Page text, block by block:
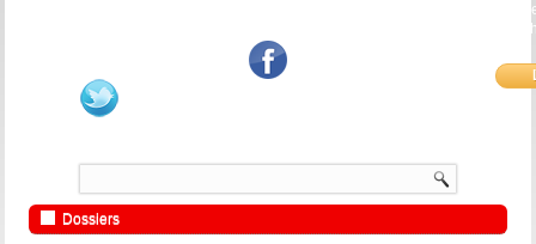
mensonge triomphant qui passe, et de ne pas faire écho, de notre
bouche et de nos mains aux applaudissements imbéciles et aux
Dossiers